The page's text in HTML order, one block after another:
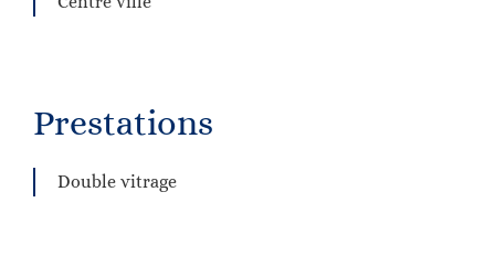
Prestations
Double vitrage